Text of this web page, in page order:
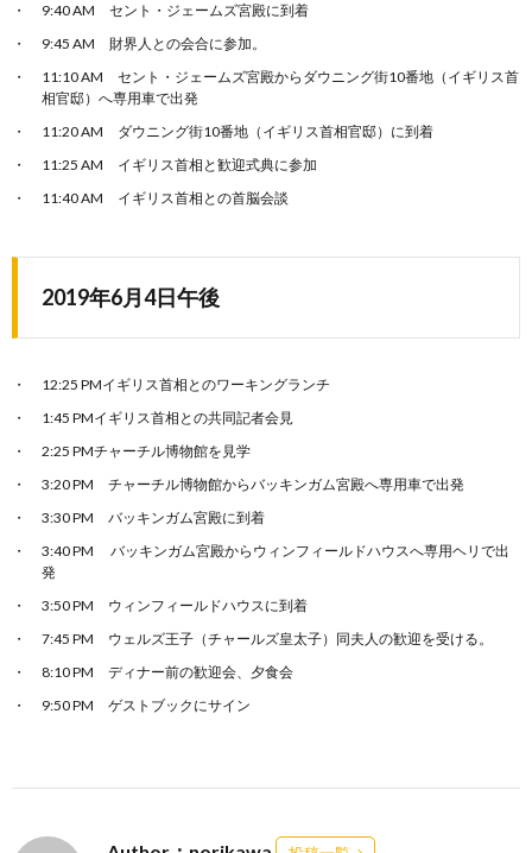
9:40 AM セント・ジェームズ宮殿に到着
9:45 AM 財界人との会合に参加。
11:10 AM セント・ジェームズ宮殿からダウニング街10番地（イギリス首
相官邸）へ専用車で出発
11:20 AM ダウニング街10番地（イギリス首相官邸）に到着
11:25 AM イギリス首相と歓迎式典に参加
11:40 AM イギリス首相との首脳会談
2019年6月4日午後
12:25 PMイギリス首相とのワーキングランチ
1:45 PMイギリス首相との共同記者会見
2:25 PMチャーチル博物館を見学
3:20 PM チャーチル博物館からバッキンガム宮殿へ専用車で出発
3:30 PM バッキンガム宮殿に到着
3:40 PM バッキンガム宮殿からウィンフィールドハウスへ専用ヘリで出
発
3:50 PM ウィンフィールドハウスに到着
7:45 PM ウェルズ王子（チャールズ皇太子）同夫人の歓迎を受ける。
8:10 PM ディナー前の歓迎会、夕食会
9:50 PM ゲストブックにサイン